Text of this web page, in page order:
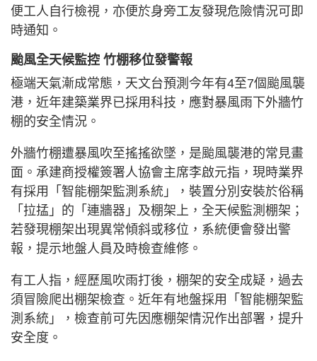
便工人自行檢視，亦便於身旁工友發現危險情況可即
時通知。
颱風全天候監控 竹棚移位發警報
極端天氣漸成常態，天文台預測今年有4至7個颱風襲
港，近年建築業界已採用科技，應對暴風雨下外牆竹
棚的安全情況。
外牆竹棚遭暴風吹至搖搖欲墜，是颱風襲港的常見畫
面。承建商授權簽署人協會主席李啟元指，現時業界
有採用「智能棚架監測系統」，裝置分別安裝於俗稱
「拉掹」的「連牆器」及棚架上，全天候監測棚架；
若發現棚架出現異常傾斜或移位，系統便會發出警
報，提示地盤人員及時檢查維修。
有工人指，經歷風吹雨打後，棚架的安全成疑，過去
須冒險爬出棚架檢查。近年有地盤採用「智能棚架監
測系統」，檢查前可先因應棚架情況作出部署，提升
安全度。